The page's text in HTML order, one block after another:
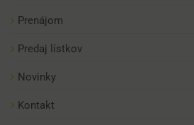
Prenájom
Predaj lístkov
Novinky
Kontakt